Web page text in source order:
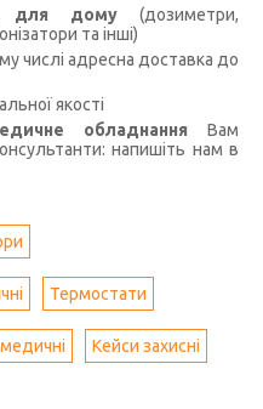
для дому(дозиметри,
та інші)
числі адресна доставка до
якості
обладнання Вам
напишіть нам в
Термостати
Кейси захисні